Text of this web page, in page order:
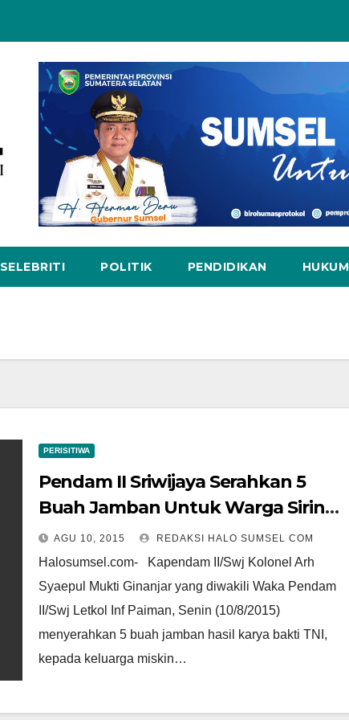
SELEBRITI POLITIK PENDIDIKAN HUKUM
PERISITIWA
Pendam II Sriwijaya Serahkan 5
Buah Jamban Untuk Warga Siring
Agung Palembang
AGU 10, 2015 REDAKSI HALO SUMSEL COM
Halosumsel.com- Kapendam II/Swj Kolonel Arh
Syaepul Mukti Ginanjar yang diwakili Waka Pendam
II/Swj Letkol Inf Paiman, Senin (10/8/2015)
menyerahkan 5 buah jamban hasil karya bakti TNI,
kepada keluarga miskin…